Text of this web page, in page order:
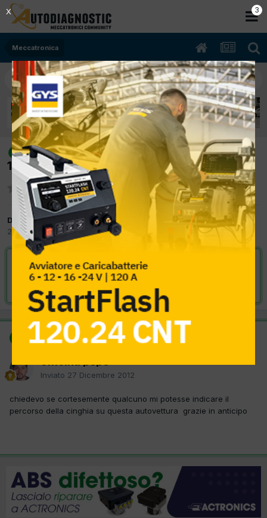
Meccatronica
risolto
[classe A 160 04/2000 1598cc
166960 Kw Diesel] schema passaggi cinghia
Da officina pepe
27 Dicembre 2012 in Meccatronica
VAI ALLA SOLUZIONE
Risolta da officina pepe, 27 Dicembre 2012
SOLUZIONE
Inviato 27 Dicembre 2012
chiedevo se cortesemente qualcuno mi potesse indicare il
percorso della cinghia su questa autovettura grazie in anticipo
2
X